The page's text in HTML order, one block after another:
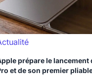
prépare le lancement
et de son premier